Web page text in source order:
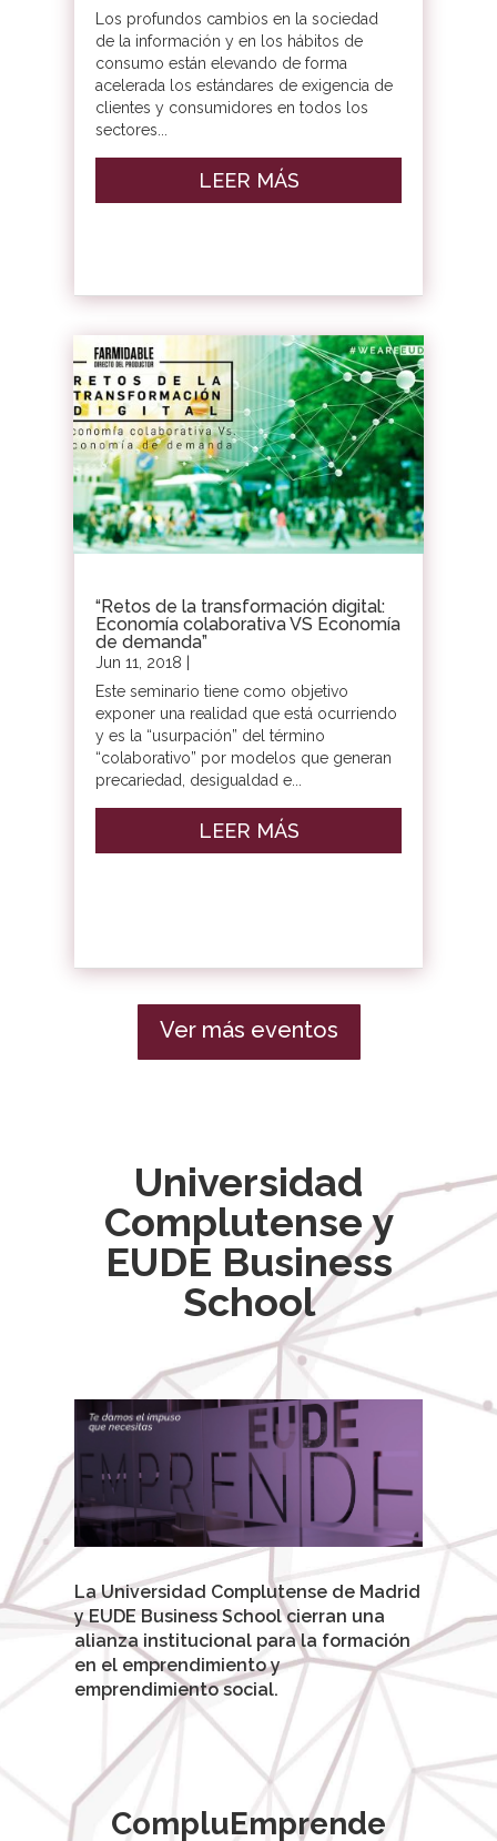
Los profundos cambios en la sociedad
de la información y en los hábitos de
consumo están elevando de forma
acelerada los estándares de exigencia de
clientes y consumidores en todos los
sectores...
LEER MÁS
“Retos de la transformación digital:
Economía colaborativa VS Economía
de demanda”
Jun 11, 2018
Este seminario tiene como objetivo
exponer una realidad que está ocurriendo
y es la “usurpación” del término
“colaborativo” por modelos que generan
precariedad, desigualdad e...
LEER MÁS
Ver más eventos
Universidad
Complutense y
EUDE Business
School
La Universidad Complutense de Madrid
y EUDE Business School cierran una
alianza institucional para la formación
en el emprendimiento y
emprendimiento social.
CompluEmprende